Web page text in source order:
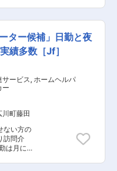
護： 起
同行支援
にお伝
ター
ッフが
・外出
記録、
き、お
ター候補」日勤と夜
績多数［Jf］
サービス, ホームヘルパ
ー
町藤田
ない方の
訪問介
は月に